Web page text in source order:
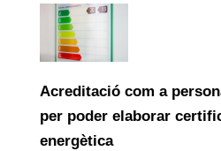
Acreditació com a
per poder elaborar
energètica